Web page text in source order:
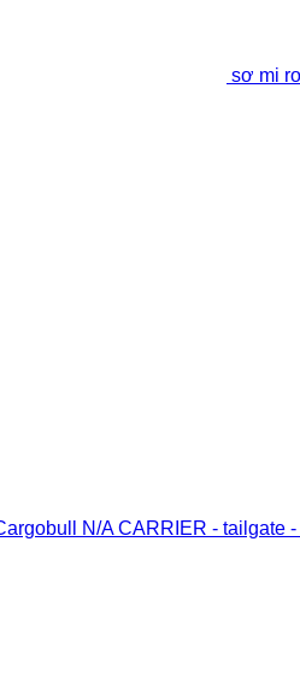
sơ mi
N/A CARRIER - tailgate